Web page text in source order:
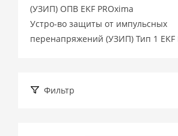
(УЗИП) ОПВ EKF PROxima
Устро-во защиты от импульсных
перенапряжений (УЗИП) Тип 1 EKF
Фильтр